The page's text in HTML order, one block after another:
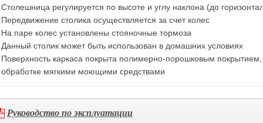
Столешница регулируется по высоте и углу наклона (до
Передвижение столика осуществляется за счет колес
На паре колес установлены стояночные тормоза
Данный столик может быть использован в домашних условиях
Поверхность каркаса покрыта полимерно-порошковым покрытием,
обработке мягкими моющими средствами
Руководство по эксплуатации